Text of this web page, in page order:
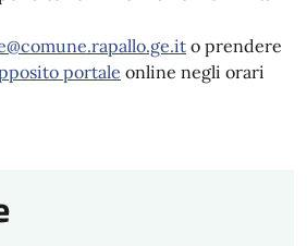
o prendere
portale online negli orari